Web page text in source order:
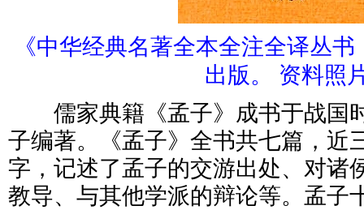
《中华经典名著全本全注全译丛
出版。 资料照
儒家典籍《孟子》成书于战国
子编著。《孟子》全书共七篇，近
字，记述了孟子的交游出处、对诸
教导、与其他学派的辩论等。孟子